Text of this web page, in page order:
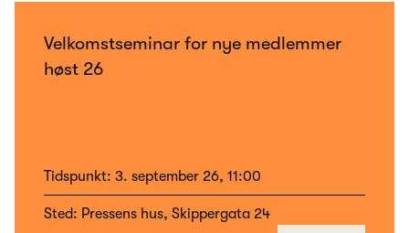
Velkomstseminar for nye medlemmer
høst 26
Tidspunkt: 3. september 26, 11:00
Sted: Pressens hus, Skippergata 24